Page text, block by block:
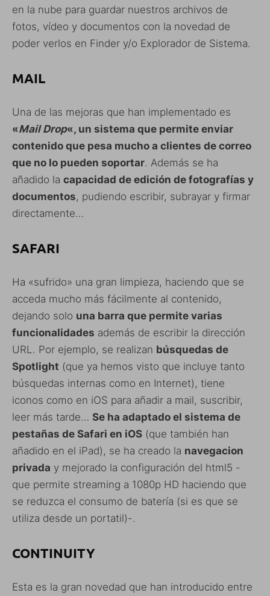
en la nube para guardar nuestros archivos de
fotos, vídeo y documentos con la novedad de
poder verlos en Finder y/o Explorador de Sistema.
MAIL
Una de las mejoras que han implementado es
«Mail Drop«, un sistema que permite enviar
contenido que pesa mucho a clientes de correo
que no lo pueden soportar. Además se ha
añadido la capacidad de edición de fotografías y
documentos, pudiendo escribir, subrayar y firmar
directamente…
SAFARI
Ha «sufrido» una gran limpieza, haciendo que se
acceda mucho más fácilmente al contenido,
dejando solo una barra que permite varias
funcionalidades además de escribir la dirección
URL. Por ejemplo, se realizan búsquedas de
Spotlight (que ya hemos visto que incluye tanto
búsquedas internas como en Internet), tiene
iconos como en iOS para añadir a mail, suscribir,
leer más tarde… Se ha adaptado el sistema de
pestañas de Safari en iOS (que también han
añadido en el iPad), se ha creado la navegacion
privada y mejorado la configuración del html5 -
que permite streaming a 1080p HD haciendo que
se reduzca el consumo de batería (si es que se
utiliza desde un portatil)-.
CONTINUITY
Esta es la gran novedad que han introducido entre